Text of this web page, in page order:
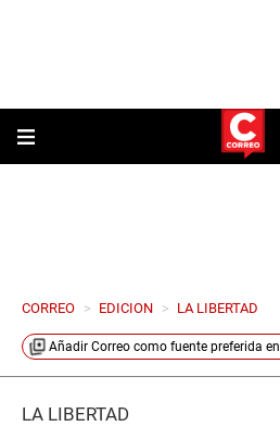
CORREO > EDICION > LA LIBERTAD
Añadir Correo como fuente preferida en
LA LIBERTAD